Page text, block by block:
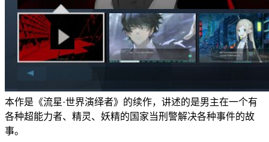
本作是《流星·世界演绎者》的续作，讲述的是男主在一个有
各种超能力者、精灵、妖精的国家当刑警解决各种事件的故
事。